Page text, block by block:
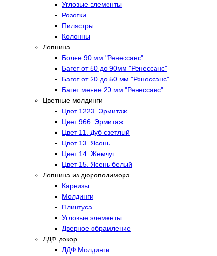
Угловые элементы
Розетки
Пилястры
Колонны
Лепнина
Более 90 мм "Ренессанс"
Багет от 50 до 90мм "Ренессанс"
Багет от 20 до 50 мм "Ренессанс"
Багет менее 20 мм "Ренессанс"
Цветные молдинги
Цвет 1223. Эрмитаж
Цвет 966. Эрмитаж
Цвет 11. Дуб светлый
Цвет 13. Ясень
Цвет 14. Жемчуг
Цвет 15. Ясень белый
Лепнина из дюрополимера
Карнизы
Молдинги
Плинтуса
Угловые элементы
Дверное обрамление
ЛДФ декор
ЛДФ Молдинги